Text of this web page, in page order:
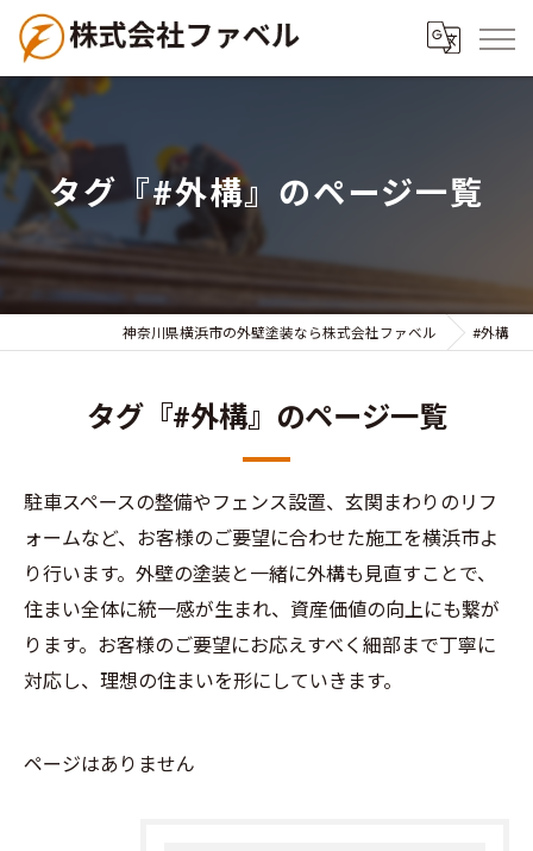
タグ『#外構』のページ一覧
神奈川県横浜市の外壁塗装なら株式会社ファベル #外構
タグ『#外構』のページ一覧
駐車スペースの整備やフェンス設置、玄関まわりのリフ
ォームなど、お客様のご要望に合わせた施工を横浜市よ
り行います。外壁の塗装と一緒に外構も見直すことで、
住まい全体に統一感が生まれ、資産価値の向上にも繋が
ります。お客様のご要望にお応えすべく細部まで丁寧に
対応し、理想の住まいを形にしていきます。
ページはありません